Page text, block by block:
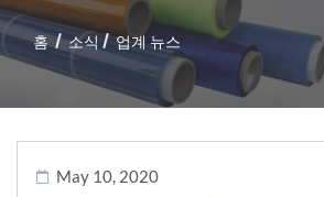
홈 소식 업계 뉴스
May 10, 2020